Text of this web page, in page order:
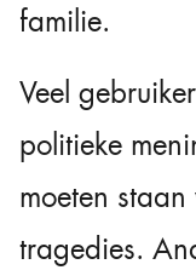
familie.
Veel
politieke
moeten
tragedies.